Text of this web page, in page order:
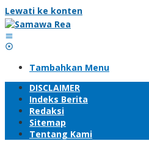
Lewati ke konten
Tambahkan Menu
DISCLAIMER
Indeks Berita
Redaksi
Sitemap
Tentang Kami